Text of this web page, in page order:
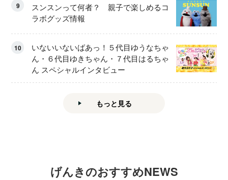
9
スンスンって何者？ 親子で楽しめるコ
ラボグッズ情報
10
いないいないばあっ！５代目ゆうなちゃ
ん・６代目ゆきちゃん・７代目はるちゃ
ん スペシャルインタビュー
もっと見る
げんきのおすすめNEWS